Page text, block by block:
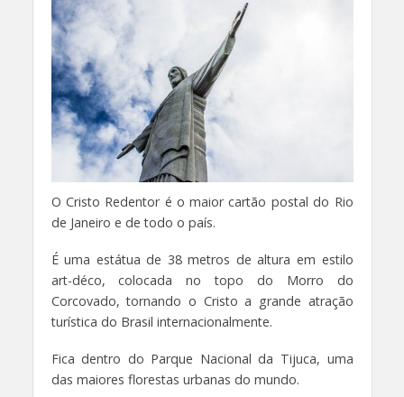
O Cristo Redentor é o maior cartão postal do Rio
de Janeiro e de todo o país.
É uma estátua de 38 metros de altura em estilo
art-déco, colocada no topo do Morro do
Corcovado, tornando o Cristo a grande atração
turística do Brasil internacionalmente.
Fica dentro do Parque Nacional da Tijuca, uma
das maiores florestas urbanas do mundo.